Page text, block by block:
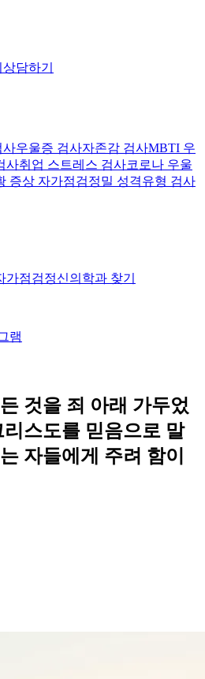
상담하기
사우울증 검사자존감 검사MBTI 우
사취업 스트레스 검사코로나 우울
증상 자가점검정밀 성격유형 검사
가점검정신의학과 찾기
램
것을 죄 아래 가두었
스도를 믿음으로 말
자들에게 주려 함이